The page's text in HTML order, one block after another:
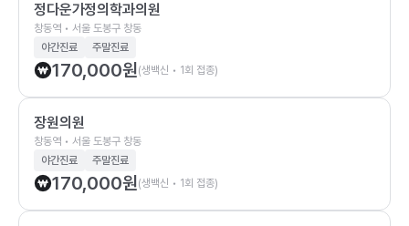
정다운가정의학과의원
창동역 • 서울 도봉구 창동
야간진료
주말진료
170,000원(생백신 • 1회 접종)
장원의원
창동역 • 서울 도봉구 창동
야간진료
주말진료
170,000원(생백신 • 1회 접종)